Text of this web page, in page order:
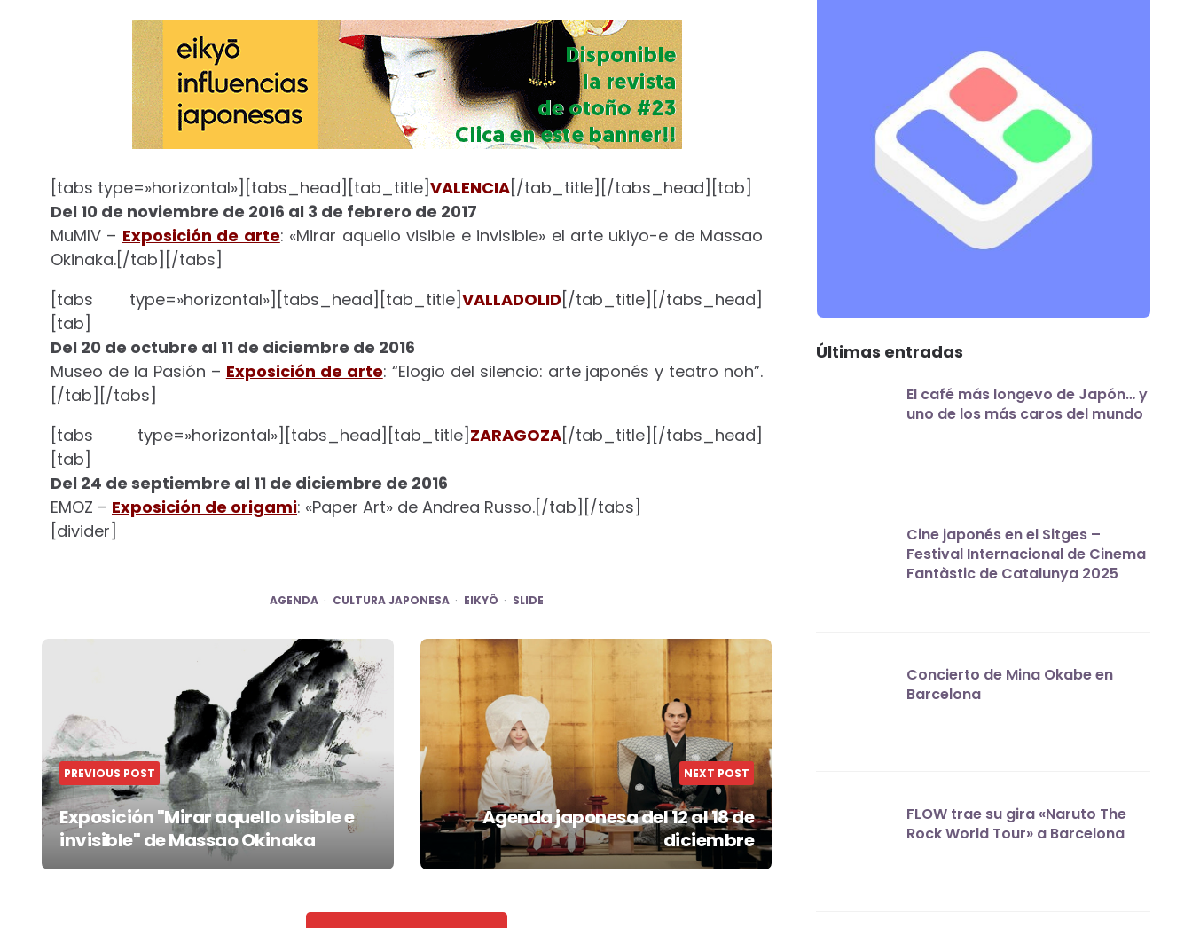
[tabs type=»horizontal»][tabs_head][tab_title]VALENCIA[/tab_title][/tabs_head][tab]
Del 10 de noviembre de 2016 al 3 de febrero de 2017
MuMIV – Exposición de arte: «Mirar aquello visible e invisible» el arte ukiyo-e de Massao
Okinaka.[/tab][/tabs]
[tabs type=»horizontal»][tabs_head][tab_title]VALLADOLID [/tab_title][/tabs_head]
[tab]
Del 20 de octubre al 11 de diciembre de 2016
Museo de la Pasión – Exposición de arte: “Elogio del silencio: arte japonés y teatro noh”.
[/tab][/tabs]
[tabs type=»horizontal»][tabs_head][tab_title] ZARAGOZA[/tab_title][/tabs_head]
[tab]
Del 24 de septiembre al 11 de diciembre de 2016
EMOZ – Exposición de origami: «Paper Art» de Andrea Russo.[/tab][/tabs]
[divider]
AGENDA CULTURA JAPONESA EIKYÔ SLIDE
Post
PREVIOUS POST
Exposición "Mirar aquello visible e
invisible" de Massao Okinaka
NEXT POST
Agenda japonesa del 12 al 18 de
diciembre
Últimas entradas
El café más longevo de Japón… y
uno de los más caros del mundo
Cine japonés en el Sitges –
Festival Internacional de Cinema
Fantàstic de Catalunya 2025
Concierto de Mina Okabe en
Barcelona
FLOW trae su gira «Naruto The
Rock World Tour» a Barcelona